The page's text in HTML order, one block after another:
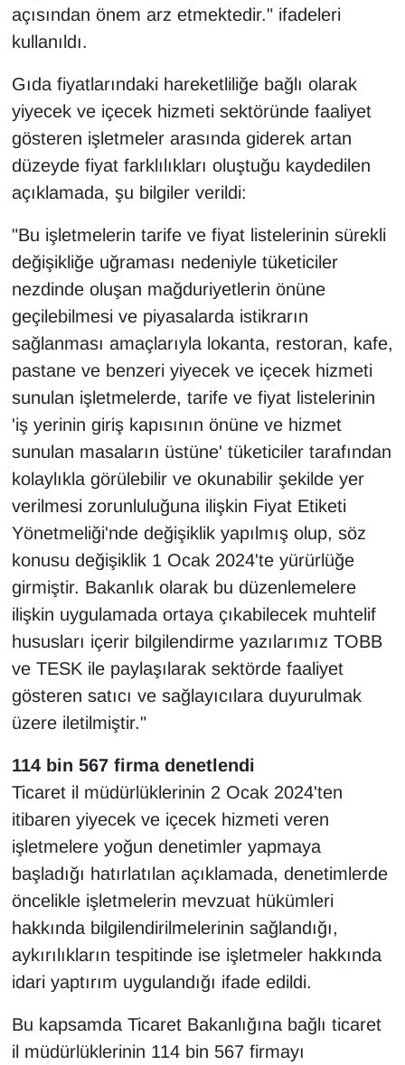
açısından önem arz etmektedir." ifadeleri
kullanıldı.
Gıda fiyatlarındaki hareketliliğe bağlı olarak
yiyecek ve içecek hizmeti sektöründe faaliyet
gösteren işletmeler arasında giderek artan
düzeyde fiyat farklılıkları oluştuğu kaydedilen
açıklamada, şu bilgiler verildi:
"Bu işletmelerin tarife ve fiyat listelerinin sürekli
değişikliğe uğraması nedeniyle tüketiciler
nezdinde oluşan mağduriyetlerin önüne
geçilebilmesi ve piyasalarda istikrarın
sağlanması amaçlarıyla lokanta, restoran, kafe,
pastane ve benzeri yiyecek ve içecek hizmeti
sunulan işletmelerde, tarife ve fiyat listelerinin
'iş yerinin giriş kapısının önüne ve hizmet
sunulan masaların üstüne' tüketiciler tarafından
kolaylıkla görülebilir ve okunabilir şekilde yer
verilmesi zorunluluğuna ilişkin Fiyat Etiketi
Yönetmeliği'nde değişiklik yapılmış olup, söz
konusu değişiklik 1 Ocak 2024'te yürürlüğe
girmiştir. Bakanlık olarak bu düzenlemelere
ilişkin uygulamada ortaya çıkabilecek muhtelif
hususları içerir bilgilendirme yazılarımız TOBB
ve TESK ile paylaşılarak sektörde faaliyet
gösteren satıcı ve sağlayıcılara duyurulmak
üzere iletilmiştir."
114 bin 567 firma denetlendi
Ticaret il müdürlüklerinin 2 Ocak 2024'ten
itibaren yiyecek ve içecek hizmeti veren
işletmelere yoğun denetimler yapmaya
başladığı hatırlatılan açıklamada, denetimlerde
öncelikle işletmelerin mevzuat hükümleri
hakkında bilgilendirilmelerinin sağlandığı,
aykırılıkların tespitinde ise işletmeler hakkında
idari yaptırım uygulandığı ifade edildi.
Bu kapsamda Ticaret Bakanlığına bağlı ticaret
il müdürlüklerinin 114 bin 567 firmayı
POLİTİKA
Resmi İlanlar
RÖPORTAJ
SAĞLIK
Seri İlan
Sinema - TV
SİYASET
SPOR
TEBRİK
TEKNOLOJİ
Turizm
VAN'DA SPOR
Vasıta
YAŞAM